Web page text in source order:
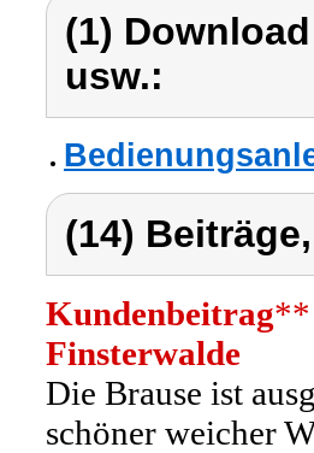
(1)
usw.:
(14)
Kundenbeitrag**
Finsterwalde
Die Brause ist
schöner weicher